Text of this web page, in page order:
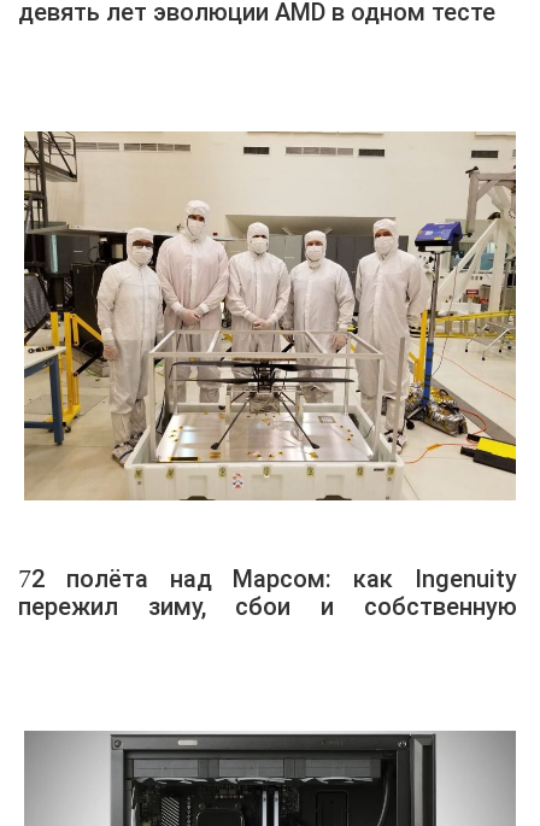
девять лет эволюции AMD в одном тесте
72 полёта над Марсом: как Ingenuity
пережил зиму, сбои и собственную